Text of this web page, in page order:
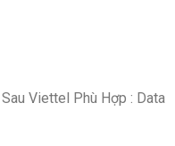
Viettel Phù Hợp : Data